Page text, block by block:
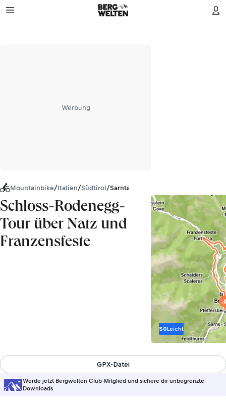
Werbung
Mountainbike/Italien/Südtirol/Sarntaler Alpen
Schloss-Rodenegg-
Tour über Natz und
Franzensfeste
S0Leicht
Werde jetzt Bergwelten Club-Mitglied und sichere dir unbegrenzte
Downloads
GPX-Datei